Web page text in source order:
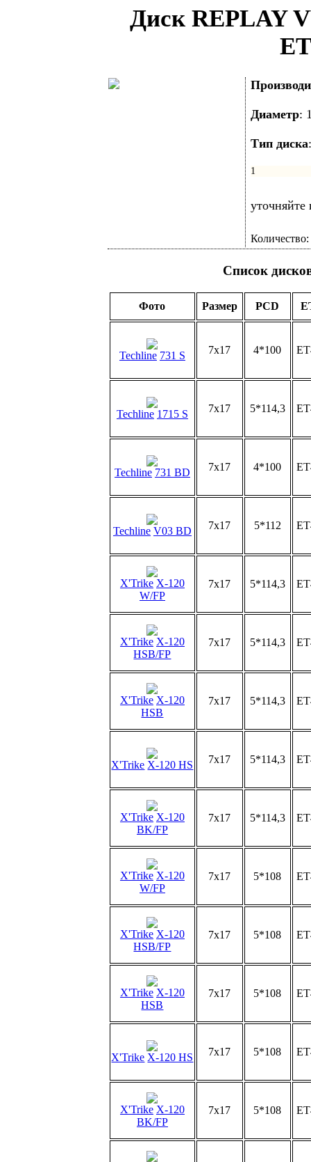
Диск REPLAY
Диаметр:
Тип диска
1
уточняйте
Количество:
Список
Фото Размер PCD
Techline 731 S 7x17 4*100
Techline 1715 S 7x17 5*114,3
Techline 731 BD 7x17 4*100
Techline V03 BD 7x17 5*112
X'Trike X-120
W/FP
7x17 5*114,3
X'Trike X-120
HSB/FP
7x17 5*114,3
X'Trike X-120
HSB
7x17 5*114,3
X'Trike X-120 HS 7x17 5*114,3
X'Trike X-120
BK/FP
7x17 5*114,3
X'Trike X-120
W/FP
7x17 5*108
X'Trike X-120
HSB/FP
7x17 5*108
X'Trike X-120
HSB
7x17 5*108
X'Trike X-120 HS 7x17 5*108
X'Trike X-120
BK/FP
7x17 5*108